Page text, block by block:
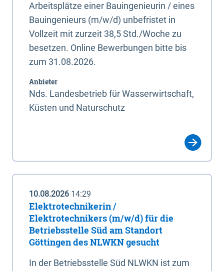
Arbeitsplätze einer Bauingenieurin / eines
Bauingenieurs (m/w/d) unbefristet in
Vollzeit mit zurzeit 38,5 Std./Woche zu
besetzen. Online Bewerbungen bitte bis
zum 31.08.2026.
Anbieter
Nds. Landesbetrieb für Wasserwirtschaft,
Küsten und Naturschutz
10.08.2026 14:29
Elektrotechnikerin /
Elektrotechnikers (m/w/d) für die
Betriebsstelle Süd am Standort
Göttingen des NLWKN gesucht
In der Betriebsstelle Süd NLWKN ist zum